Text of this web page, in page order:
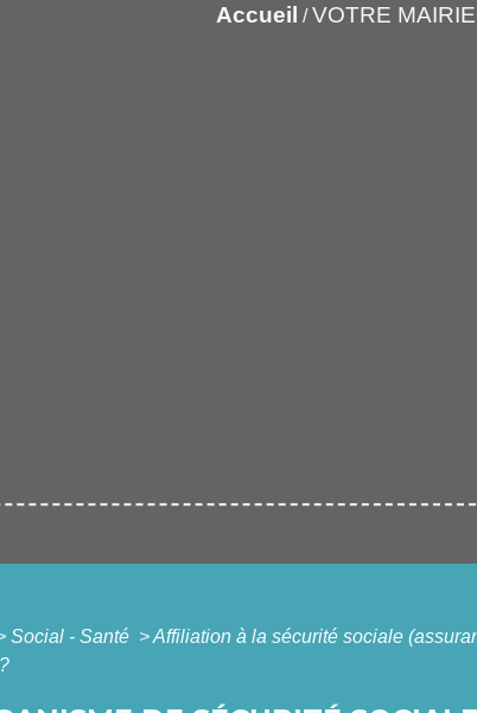
Accueil /VOTRE MAIRIE
Social - Santé >Affiliation à la sécurité sociale